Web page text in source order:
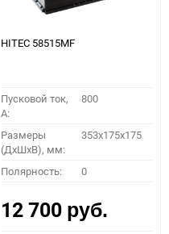
HITEC 58515MF
Пусковой ток,
A:
800
Размеры
(ДхШхВ), мм:
353x175x175
Полярность: 0
12 700 руб.